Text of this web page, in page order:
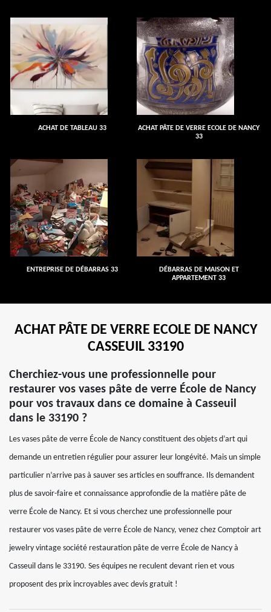
ACHAT DE TABLEAU 33
ACHAT PÂTE DE VERRE ECOLE DE NANCY
33
ENTREPRISE DE DÉBARRAS 33
DÉBARRAS DE MAISON ET
APPARTEMENT 33
ACHAT PÂTE DE VERRE ECOLE DE NANCY
CASSEUIL 33190
Cherchiez-vous une professionnelle pour
restaurer vos vases pâte de verre École de Nancy
pour vos travaux dans ce domaine à Casseuil
dans le 33190 ?
Les vases pâte de verre École de Nancy constituent des objets d’art qui
demande un entretien régulier pour assurer leur longévité. Mais un simple
particulier n’arrive pas à sauver ses articles en souffrance. Ils demandent
plus de savoir-faire et connaissance approfondie de la matière pâte de
verre École de Nancy. Et si vous cherchez une professionnelle pour
restaurer vos vases pâte de verre École de Nancy, venez chez Comptoir art
jewelry vintage société restauration pâte de verre École de Nancy à
Casseuil dans le 33190. Ses équipes ne reculent devant rien et vous
proposent des prix incroyables avec devis gratuit !